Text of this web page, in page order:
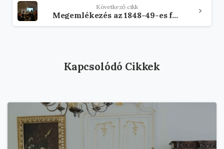
Következő cikk
Megemlékezés az 1848-49-es forradalom és szabadságharc tiszteletére az AMAPED-ben
Kapcsolódó Cikkek